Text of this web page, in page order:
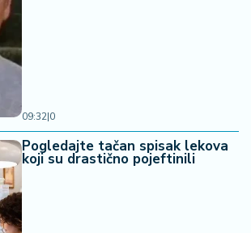
09:32|0
Pogledajte tačan spisak lekova
koji su drastično pojeftinili